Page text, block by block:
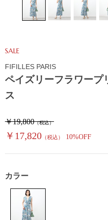
ペイズリーフラワープ
ス
SALE
￥19,800（税込）
￥17,820 （税込） 10%OFF
FIFILLES PARIS
カラー